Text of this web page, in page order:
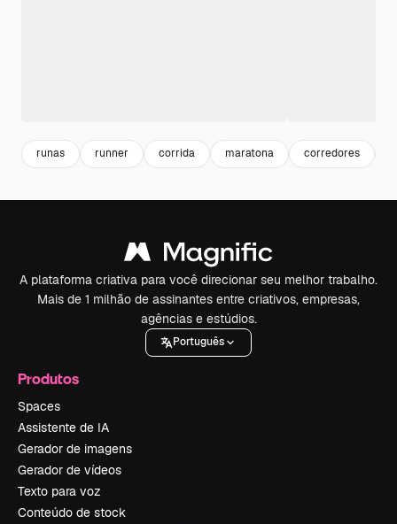
runas runner corrida maratona corredores
A plataforma criativa para você direcionar seu melhor trabalho.
Mais de 1 milhão de assinantes entre criativos, empresas,
agências e estúdios.
Português
Produtos
Spaces
Assistente de IA
Gerador de imagens
Gerador de vídeos
Texto para voz
Conteúdo de stock